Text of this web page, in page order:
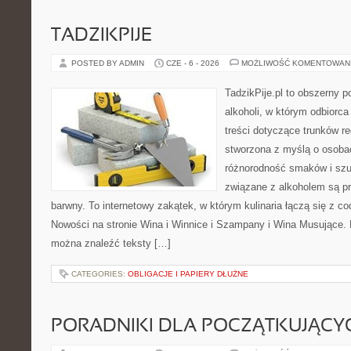
TADZIKPIJE
POSTED BY ADMIN CZE - 6 - 2026 MOŻLIWOŚĆ
TadzikPije.pl to obszerny
alkoholi, w którym
treści dotyczące trunków
stworzona z myślą o
różnorodność smaków i
związane z alkoholem są
barwny. To internetowy zakątek, w którym kulinaria łączą się z
Nowości na stronie Wina i Winnice i Szampany i Wina Musujące.
można znaleźć teksty […]
CATEGORIES: OBLIGACJE I PAPIERY DŁUŻNE
PORADNIKI DLA